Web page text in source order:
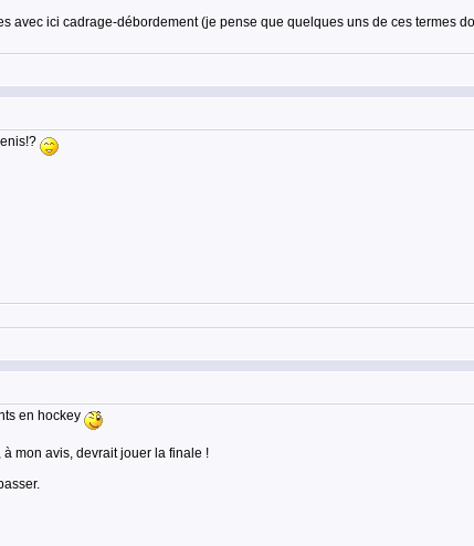
avec ici cadrage-débordement (je pense que quelques uns de ces termes
en hockey
mon avis, devrait jouer la finale !